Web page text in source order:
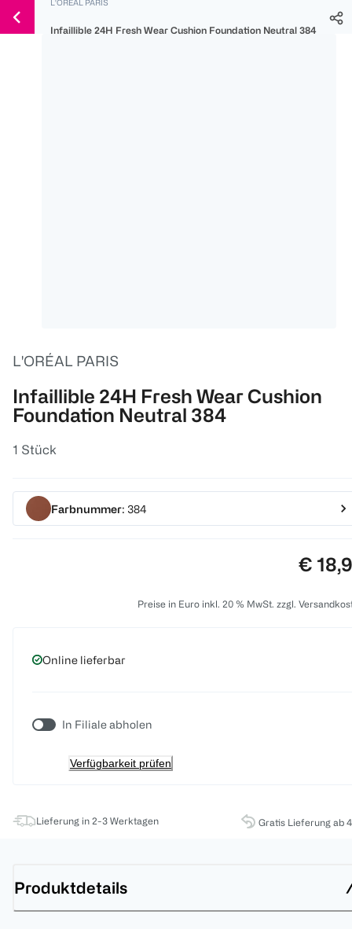
150 Ös
300 Ös
500 Ös
Weiter
zum
L'ORÉAL PARIS
Infaillible 24H Fresh Wear Cushion Foundation Neutral 384
L'ORÉAL PARIS
Infaillible 24H Fresh Wear Cushion
Foundation Neutral 384
1 Stück
Farbnummer: 384
Preis:
€
Preise in Euro inkl. 20 % MwSt. zzgl.
Online lieferbar
In Filiale abholen
Verfügbarkeit prüfen
Lieferung in 2-3 Werktagen Gratis Lieferung ab
Produktdetails